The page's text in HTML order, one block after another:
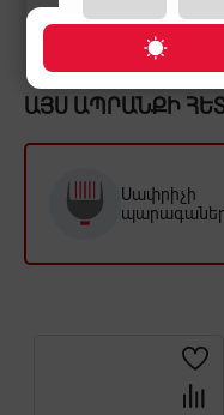
ԱՅՍ ԱՊՐԱՆՔԻ
Սափրիչի